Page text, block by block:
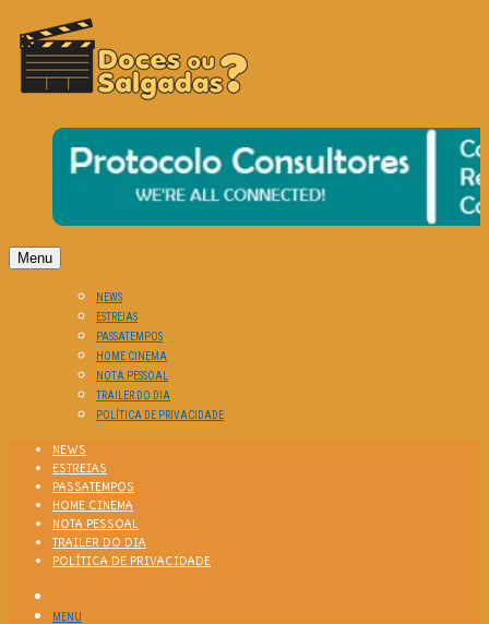
DOCES OU SALGADAS?
O Cinema? Uma Paixão!!
Menu
NEWS
ESTREIAS
PASSATEMPOS
HOME CINEMA
NOTA PESSOAL
TRAILER DO DIA
POLÍTICA DE PRIVACIDADE
NEWS
ESTREIAS
PASSATEMPOS
HOME CINEMA
NOTA PESSOAL
TRAILER DO DIA
POLÍTICA DE PRIVACIDADE
MENU